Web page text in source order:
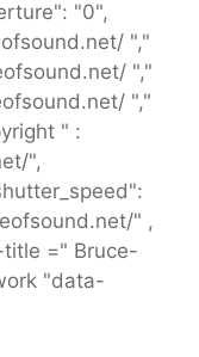
"0",
","
","
","
" :
",
" ,
=" Bruce-
"data-